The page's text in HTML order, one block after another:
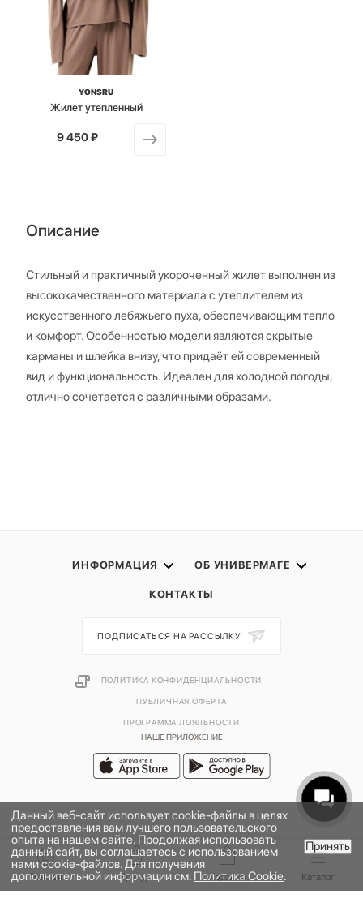
В КОРЗИНУ
YONSRU
Жилет утепленный
от
9 450 ₽
Описание
Стильный и практичный укороченный жилет выполнен из
высококачественного материала с утеплителем из
искусственного лебяжьего пуха, обеспечивающим тепло
и комфорт. Особенностью модели являются скрытые
карманы и шлейка внизу, что придаёт ей современный
вид и функциональность. Идеален для холодной погоды,
отлично сочетается с различными образами.
ИНФОРМАЦИЯ ОБ УНИВЕРМАГЕ
КОНТАКТЫ
НАШЕ ПРИЛОЖЕНИЕ
ПОДПИСАТЬСЯ НА РАССЫЛКУ
ПОЛИТИКА КОНФИДЕНЦИАЛЬНОСТИ
ПУБЛИЧНАЯ ОФЕРТА
ПРОГРАММА ЛОЯЛЬНОСТИ
2026 © УНИВЕРМАГ БОЛЬШОЙ | ООО "НЬЮ МАРКЕТ"
Данный веб-сайт использует cookie-файлы в целях
предоставления вам лучшего пользовательского
опыта на нашем сайте. Продолжая использовать
данный сайт, вы соглашаетесь с использованием
нами cookie-файлов. Для получения
дополнительной информации см. Политика Cookie.
Принять
Главная Бренды Корзина Каталог